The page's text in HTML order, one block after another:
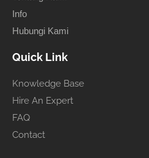
Info
Hubungi Kami
Quick Link
Knowledge Base
Hire An Expert
FAQ
Contact